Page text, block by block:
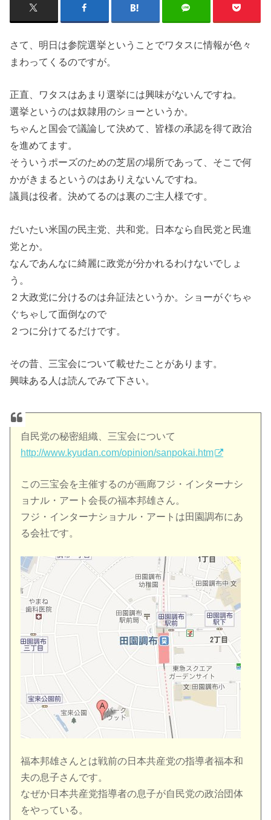
さて、明日は参院選挙ということでワタスに情報が色々
まわってくるのですが。
正直、ワタスはあまり選挙には興味がないんですね。
選挙というのは奴隷用のショーというか。
ちゃんと国会で議論して決めて、皆様の承認を得て政治
を進めてます。
そういうポーズのための芝居の場所であって、そこで何
かがきまるというのはありえないんですね。
議員は役者。決めてるのは裏のご主人様です。
だいたい米国の民主党、共和党。日本なら自民党と民進
党とか。
なんであんなに綺麗に政党が分かれるわけないでしょ
う。
２大政党に分けるのは弁証法というか。ショーがぐちゃ
ぐちゃして面倒なので
２つに分けてるだけです。
その昔、三宝会について載せたことがあります。
興味ある人は読んでみて下さい。
自民党の秘密組織、三宝会について
http://www.kyudan.com/opinion/sanpokai.htm
この三宝会を主催するのが画廊フジ・インターナシ
ョナル・アート会長の福本邦雄さん。
フジ・インターナショナル・アートは田園調布にあ
る会社です。
福本邦雄さんとは戦前の日本共産党の指導者福本和
夫の息子さんです。
なぜか日本共産党指導者の息子が自民党の政治団体
をやっている。